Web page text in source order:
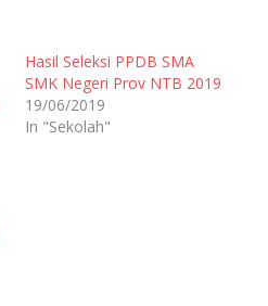
Hasil Seleksi PPDB SMA
SMK Negeri Prov NTB 2019
19/06/2019
In "Sekolah"